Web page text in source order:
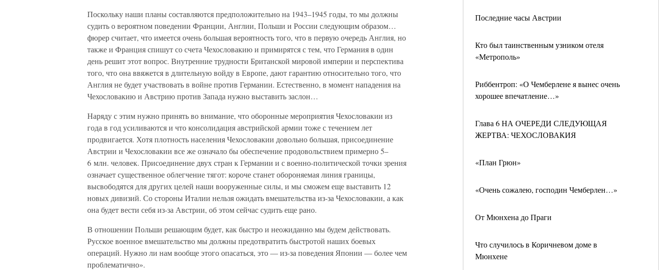
Последние часы Австрии
Кто был таинственным узником отеля
«Метрополь»
Риббентроп: «О Чемберлене я вынес очень
хорошее впечатление…»
Глава 6 НА ОЧЕРЕДИ СЛЕДУЮЩАЯ
ЖЕРТВА: ЧЕХОСЛОВАКИЯ
«План Грюн»
«Очень сожалею, господин Чемберлен…»
От Мюнхена до Праги
Что случилось в Коричневом доме в
Мюнхене
Поскольку наши планы составляются предположительно на 1943–1945 годы, то мы должны
судить о вероятном поведении Франции, Англии, Польши и России следующим образом…
фюрер считает, что имеется очень большая вероятность того, что в первую очередь Англия, но
также и Франция спишут со счета Чехословакию и примирятся с тем, что Германия в один
день решит этот вопрос. Внутренние трудности Британской мировой империи и перспектива
того, что она ввяжется в длительную войду в Европе, дают гарантию относительно того, что
Англия не будет участвовать в войне против Германии. Естественно, в момент нападения на
Чехословакию и Австрию против Запада нужно выставить заслон…
Наряду с этим нужно принять во внимание, что оборонные мероприятия Чехословакии из
года в год усиливаются и что консолидация австрийской армии тоже с течением лет
продвигается. Хотя плотность населения Чехословакии довольно большая, присоединение
Австрии и Чехословакии все же означало бы обеспечение продовольствием примерно 5–
6 млн. человек. Присоединение двух стран к Германии и с военно-политической точки зрения
означает существенное облегчение тягот: короче станет обороняемая линия границы,
высвободятся для других целей наши вооруженные силы, и мы сможем еще выставить 12
новых дивизий. Со стороны Италии нельзя ожидать вмешательства из-за Чехословакии, а как
она будет вести себя из-за Австрии, об этом сейчас судить еще рано.
В отношении Польши решающим будет, как быстро и неожиданно мы будем действовать.
Русское военное вмешательство мы должны предотвратить быстротой наших боевых
операций. Нужно ли нам вообще этого опасаться, это — из-за поведения Японии — более чем
проблематично».